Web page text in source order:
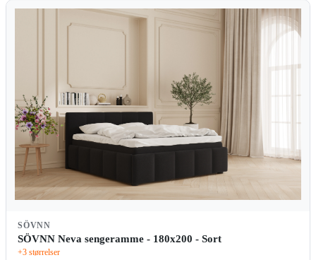
SÖVNN
SÖVNN Neva sengeramme - 180x200 - Sort
+3 størrelser